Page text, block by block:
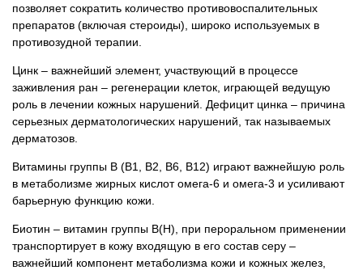
позволяет сократить количество противовоспалительных
препаратов (включая стероиды), широко используемых в
противозудной терапии.
Цинк – важнейший элемент, участвующий в процессе
заживления ран – регенерации клеток, играющей ведущую
роль в лечении кожных нарушений. Дефицит цинка – причина
серьезных дерматологических нарушений, так называемых
дерматозов.
Витамины группы B (B1, B2, B6, B12) играют важнейшую роль
в метаболизме жирных кислот омега-6 и омега-3 и усиливают
барьерную функцию кожи.
Биотин – витамин группы В(Н), при пероральном применении
транспортирует в кожу входящую в его состав серу –
важнейший компонент метаболизма кожи и кожных желез,